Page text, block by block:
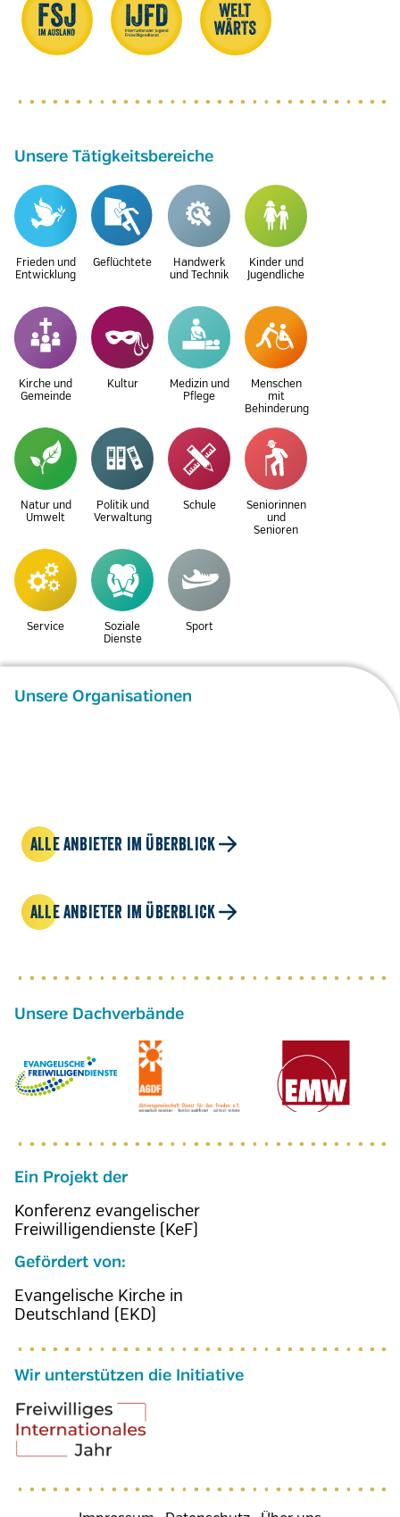
Unsere Tätigkeitsbereiche
Frieden und
Entwicklung
Geflüchtete
Handwerk
und Technik
Kinder und
Jugendliche
Kirche und
Gemeinde
Kultur
Medizin und
Pflege
Menschen
mit
Behinderung
Natur und
Umwelt
Politik und
Verwaltung
Schule
Seniorinnen
und
Senioren
Service
Soziale
Dienste
Sport
Unsere Organisationen
ALLE ANBIETER IM ÜBERBLICK
ALLE ANBIETER IM ÜBERBLICK
Ein Projekt der
Konferenz evangelischer
Freiwilligendienste (KeF)
Gefördert von:
Evangelische Kirche in
Deutschland (EKD)
Wir unterstützen die Initiative